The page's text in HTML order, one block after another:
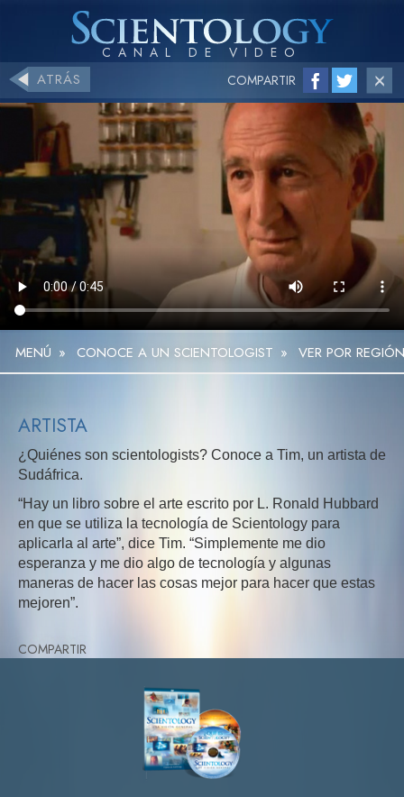
ATRÁS COMPARTIR
MENÚ » CONOCE A UN SCIENTOLOGIST » VER POR REGIÓN
ARTISTA
¿Quiénes son scientologists? Conoce a Tim, un artista de
Sudáfrica.
“Hay un libro sobre el arte escrito por L. Ronald Hubbard
en que se utiliza la tecnología de Scientology para
aplicarla al arte”, dice Tim. “Simplemente me dio
esperanza y me dio algo de tecnología y algunas
maneras de hacer las cosas mejor para hacer que estas
mejoren”.
COMPARTIR